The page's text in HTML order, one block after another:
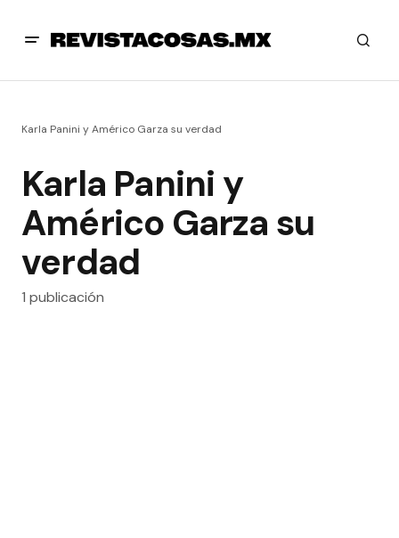
Karla Panini y Américo Garza su verdad
Karla Panini y
Américo Garza su
verdad
1 publicación